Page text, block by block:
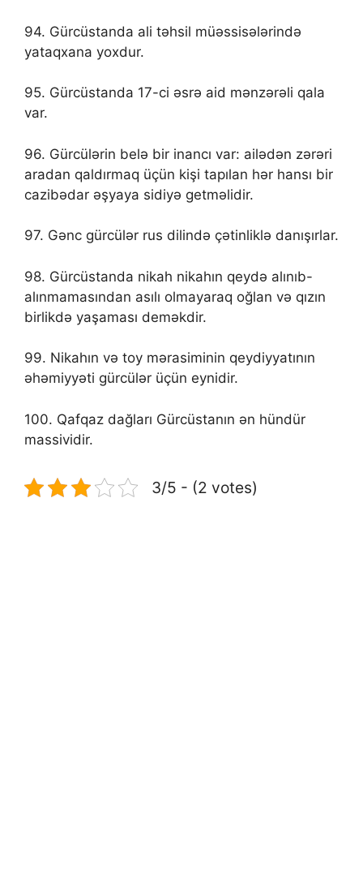
94. Gürcüstanda ali təhsil müəssisələrində
yataqxana yoxdur.
95. Gürcüstanda 17-ci əsrə aid mənzərəli qala
var.
96. Gürcülərin belə bir inancı var: ailədən zərəri
aradan qaldırmaq üçün kişi tapılan hər hansı bir
cazibədar əşyaya sidiyə getməlidir.
97. Gənc gürcülər rus dilində çətinliklə danışırlar.
98. Gürcüstanda nikah nikahın qeydə alınıb-
alınmamasından asılı olmayaraq oğlan və qızın
birlikdə yaşaması deməkdir.
99. Nikahın və toy mərasiminin qeydiyyatının
əhəmiyyəti gürcülər üçün eynidir.
100. Qafqaz dağları Gürcüstanın ən hündür
massividir.
3/5 - (2 votes)